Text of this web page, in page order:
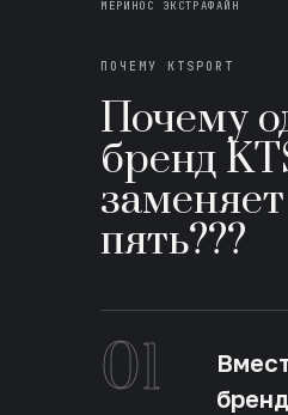
МЕРИНОС ЭКСТРАФАЙН
ПОЧЕМУ KTSPORT
Почему
бренд
заменяет
пять???
01